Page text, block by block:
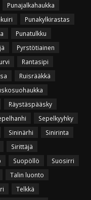
Punajalkahaukka
Punakylkirastas
Punatulkku
Pyrstötiainen
Rantasipi
Ruisrääkkä
Räystäspääsky
Sepelkyyhky
Sininärhi
Sinirinta
Sirittäjä
Suopöllö
Suosirri
Talin luonto
Telkkä